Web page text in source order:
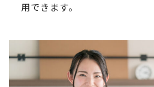
用できます。